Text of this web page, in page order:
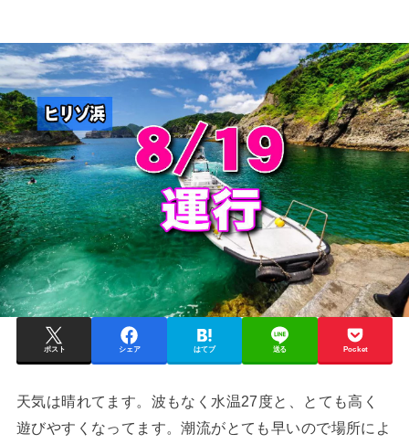
ポスト シェア はてブ 送る Pocket
天気は晴れてます。波もなく水温27度と、とても高く
遊びやすくなってます。潮流がとても早いので場所によ